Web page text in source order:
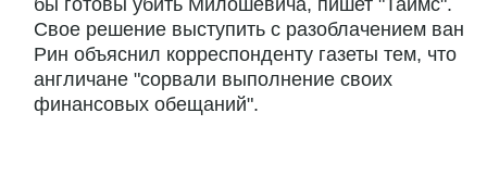
бы готовы убить Милошевича, пишет "Таймс".
Свое решение выступить с разоблачением ван
Рин объяснил корреспонденту газеты тем, что
англичане "сорвали выполнение своих
финансовых обещаний".